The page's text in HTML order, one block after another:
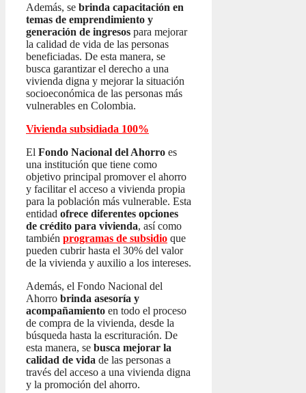
Además, se brinda capacitación en
temas de emprendimiento y
generación de ingresos para mejorar
la calidad de vida de las personas
beneficiadas. De esta manera, se
busca garantizar el derecho a una
vivienda digna y mejorar la situación
socioeconómica de las personas más
vulnerables en Colombia.
Vivienda subsidiada 100%
El Fondo Nacional del Ahorro es
una institución que tiene como
objetivo principal promover el ahorro
y facilitar el acceso a vivienda propia
para la población más vulnerable. Esta
entidad ofrece diferentes opciones
de crédito para vivienda, así como
también programas de subsidio que
pueden cubrir hasta el 30% del valor
de la vivienda y auxilio a los intereses.
Además, el Fondo Nacional del
Ahorro brinda asesoría y
acompañamiento en todo el proceso
de compra de la vivienda, desde la
búsqueda hasta la escrituración. De
esta manera, se busca mejorar la
calidad de vida de las personas a
través del acceso a una vivienda digna
y la promoción del ahorro.